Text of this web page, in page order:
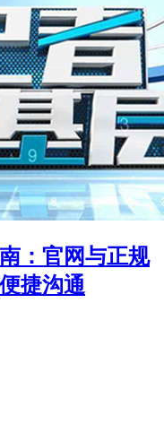
：官网与正规
捷沟通